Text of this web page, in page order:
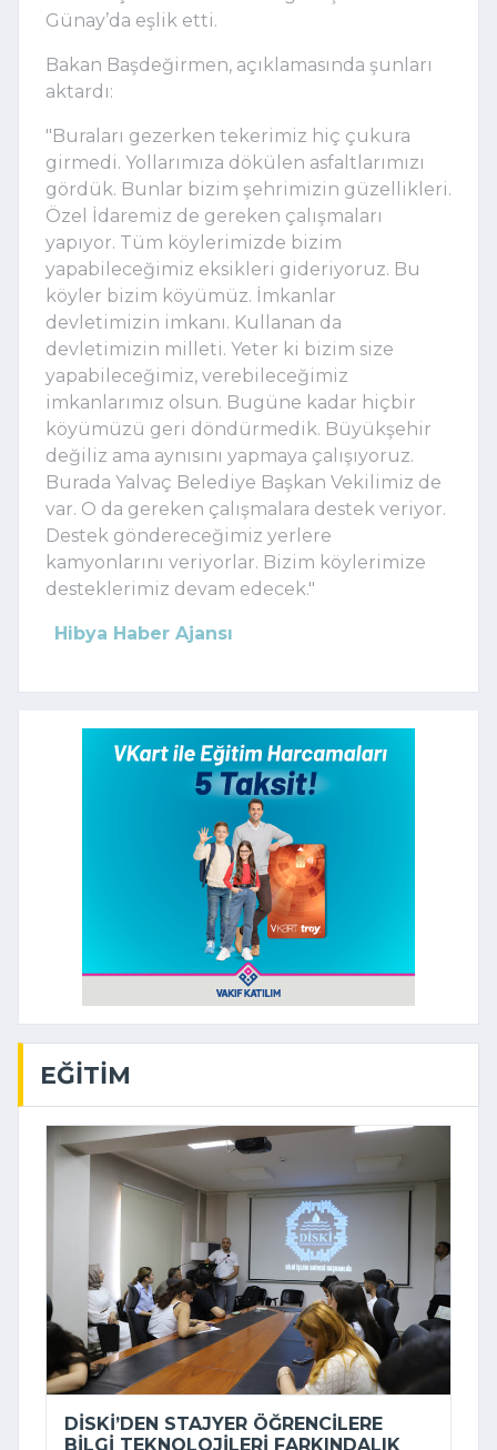
Günay’da eşlik etti.
Bakan Başdeğirmen, açıklamasında şunları
aktardı:
"Buraları gezerken tekerimiz hiç çukura
girmedi. Yollarımıza dökülen asfaltlarımızı
gördük. Bunlar bizim şehrimizin güzellikleri.
Özel İdaremiz de gereken çalışmaları
yapıyor. Tüm köylerimizde bizim
yapabileceğimiz eksikleri gideriyoruz. Bu
köyler bizim köyümüz. İmkanlar
devletimizin imkanı. Kullanan da
devletimizin milleti. Yeter ki bizim size
yapabileceğimiz, verebileceğimiz
imkanlarımız olsun. Bugüne kadar hiçbir
köyümüzü geri döndürmedik. Büyükşehir
değiliz ama aynısını yapmaya çalışıyoruz.
Burada Yalvaç Belediye Başkan Vekilimiz de
var. O da gereken çalışmalara destek veriyor.
Destek göndereceğimiz yerlere
kamyonlarını veriyorlar. Bizim köylerimize
desteklerimiz devam edecek."
Hibya Haber Ajansı
EĞITIM
DİSKİ’DEN STAJYER ÖĞRENCILERE
BILGI TEKNOLOJILERI FARKINDALIK